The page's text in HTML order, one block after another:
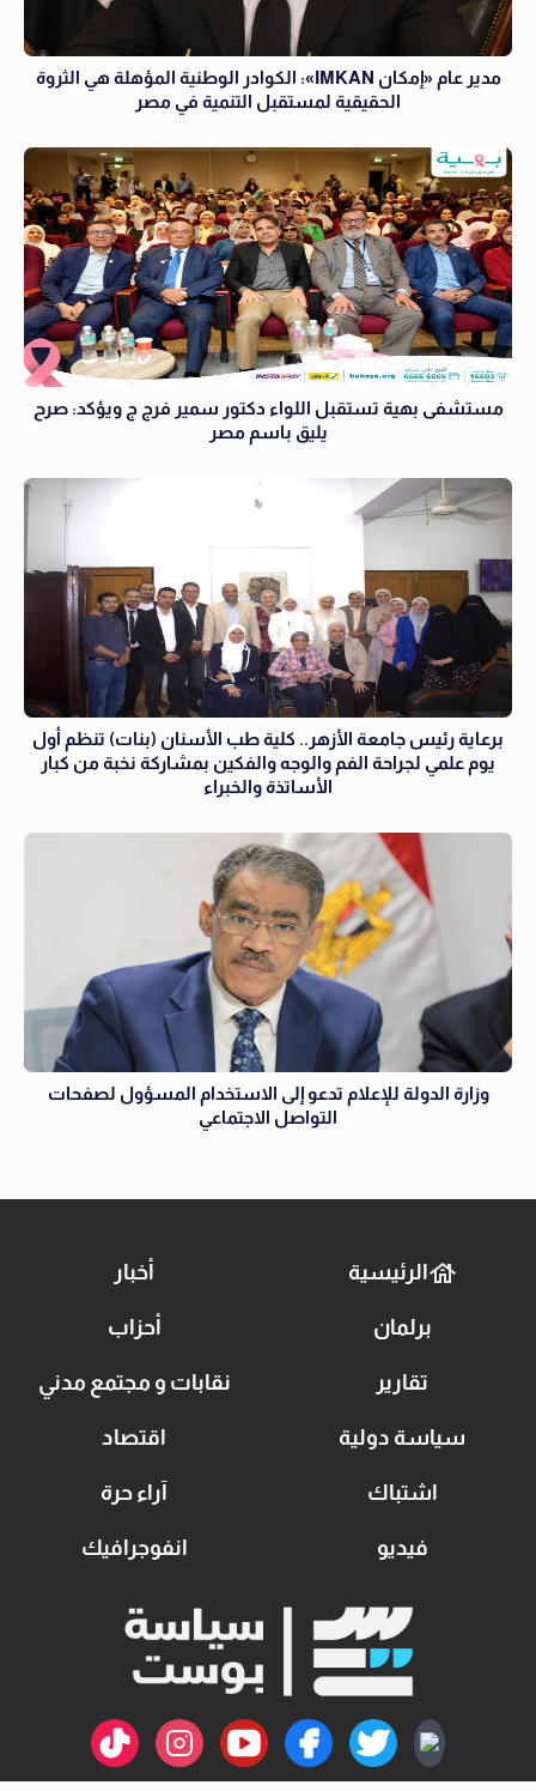
مدير عام «إمكان IMKAN»: الكوادر الوطنية المؤهلة هي الثروة
الحقيقية لمستقبل التنمية في مصر
مستشفى بهية تستقبل اللواء دكتور سمير فرج ج ويؤكد: صرح
يليق باسم مصر
برعاية رئيس جامعة الأزهر.. كلية طب الأسنان (بنات) تنظم أول
يوم علمي لجراحة الفم والوجه والفكين بمشاركة نخبة من كبار
الأساتذة والخبراء
وزارة الدولة للإعلام تدعو إلى الاستخدام المسؤول لصفحات
التواصل الاجتماعي
الرئيسية أخبار
برلمان أحزاب
تقارير نقابات و مجتمع مدني
سياسة دولية اقتصاد
اشتباك آراء حرة
فيديو انفوجرافيك